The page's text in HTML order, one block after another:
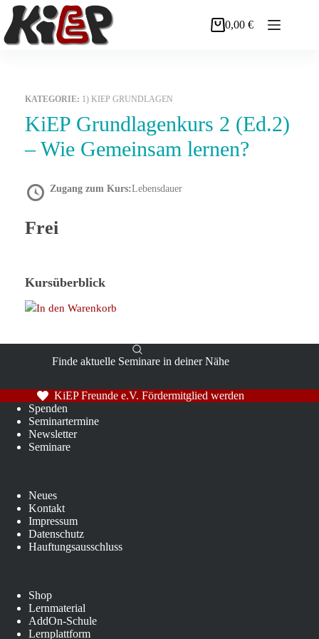
Zum
Inhalt
springen
Warenkorb
0,00€
KATEGORIE: 1) KIEP GRUNDLAGEN
KiEP Grundlagenkurs 2 (Ed.2)
– Wie Gemeinsam lernen?
Zugang zum Kurs:Lebensdauer
Frei
Kursüberblick
Finde aktuelle Seminare in deiner Nähe
KiEP Freunde e.V. Fördermitglied werden
Spenden
Seminartermine
Newsletter
Seminare
Neues
Kontakt
Impressum
Datenschutz
Hauftungsausschluss
Shop
Lernmaterial
AddOn-Schule
Lernplattform